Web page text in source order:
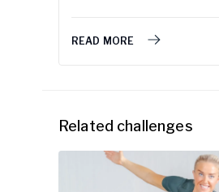
READ MORE
Related challenges